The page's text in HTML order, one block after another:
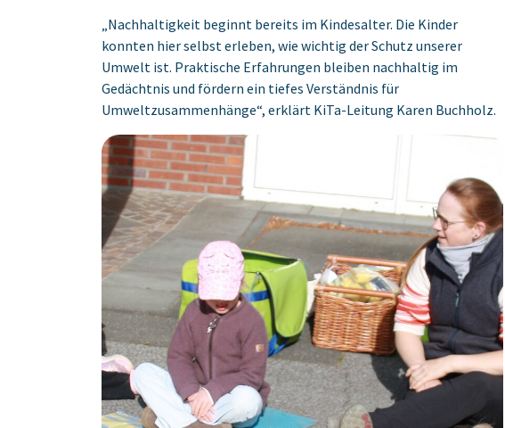
‎„Nachhaltigkeit beginnt bereits im Kindesalter. Die Kinder
konnten hier selbst erleben, wie wichtig ‎der Schutz unserer
Umwelt ist. Praktische Erfahrungen bleiben nachhaltig im
Gedächtnis und ‎fördern ein tiefes Verständnis für
Umweltzusammenhänge“, erklärt KiTa-Leitung Karen Buchholz.‎